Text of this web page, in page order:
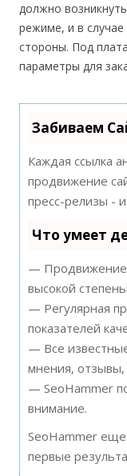
должно
режиме, и в случае
стороны. Под
параметры для
Забиваем
Каждая ссылка
продвижение
пресс-релизы -
Что умеет
— Продвижение
высокой
— Регулярная
показателей
— Все
мнения, отзывы,
— SeoHammer
внимание.
SeoHammer еще
первые